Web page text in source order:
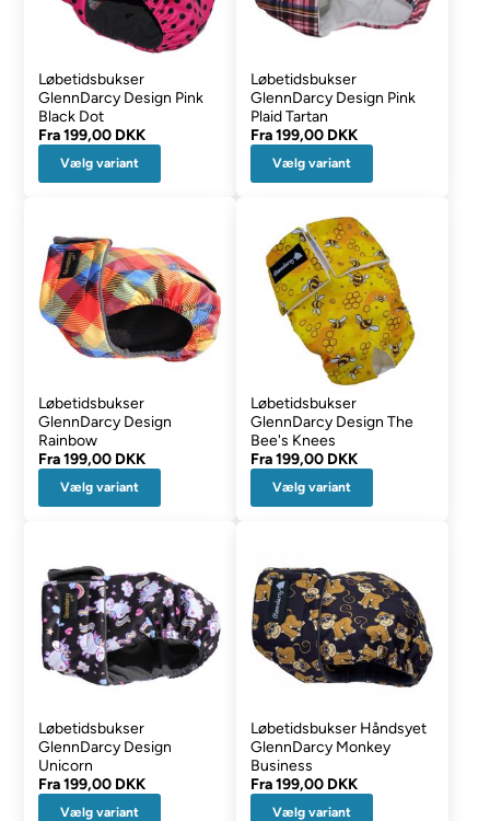
Løbetidsbukser
GlennDarcy Design Pink
Black Dot
Fra199,00 DKK
Vælg variant
Løbetidsbukser
GlennDarcy Design Pink
Plaid Tartan
Fra199,00 DKK
Vælg variant
Løbetidsbukser
GlennDarcy Design
Rainbow
Fra199,00 DKK
Vælg variant
Løbetidsbukser
GlennDarcy Design The
Bee's Knees
Fra199,00 DKK
Vælg variant
Løbetidsbukser
GlennDarcy Design
Unicorn
Fra199,00 DKK
Vælg variant
Løbetidsbukser Håndsyet
GlennDarcy Monkey
Business
Fra199,00 DKK
Vælg variant